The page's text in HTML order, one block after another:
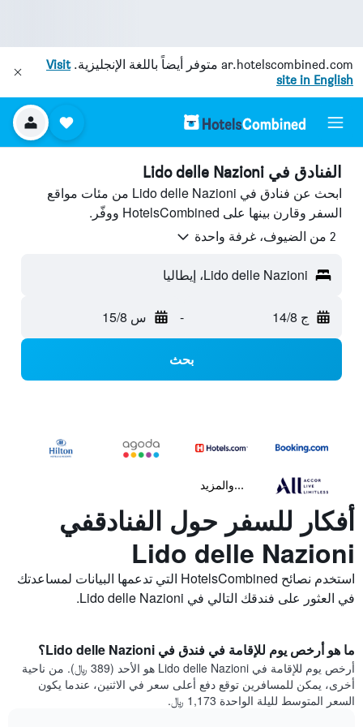
ar.hotelscombined.com متوفر أيضاً باللغة الإنجليزية.Visit
site in English
الفنادق في Lido delle Nazioni
ابحث عن فنادق في Lido delle Nazioni من مئات مواقع
السفر وقارن بينها على HotelsCombined ووفّر.
2 من الضيوف، غرفة واحدة
Lido delle Nazioni، إيطاليا
ج 14/8 - س 15/8
بحث
...والمزيد
أفكار للسفر حول الفنادقفي
Lido delle Nazioni
استخدم نصائح HotelsCombined التي تدعمها البيانات لمساعدتك
في العثور على فندقك التالي في Lido delle Nazioni.
ما هو أرخص يوم للإقامة في فندق في Lido delle Nazioni؟
أرخص يوم للإقامة في Lido delle Nazioni هو الأحد (389 ﷼). من ناحية
أخرى، يمكن للمسافرين توقع دفع أعلى سعر في الاثنين، عندما يكون
السعر المتوسط لليلة الواحدة 1,173 ﷼.